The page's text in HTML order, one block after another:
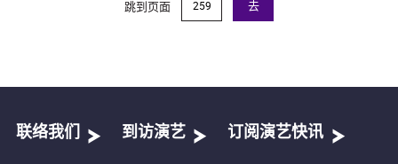
跳到页面 去
联络我们 到访演艺 订阅演艺快讯